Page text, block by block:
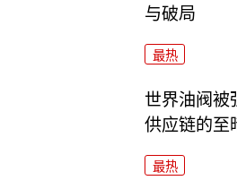
与破局
最热
世界油阀被
供应链的至
最热